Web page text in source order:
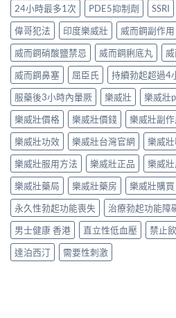
24小時最多1次 PDE5抑制劑 SSRI
偉哥犯法
印度樂威壯 威而鋼副作用
威而鋼硝酸鹽禁忌
威而鋼脷底丸
威而鋼鼻塞
屈臣氏
持續勃起超過4
服藥後3小時內暈厥
樂威壯 樂威壯
樂威壯價格
樂威壯價錢 樂威壯副作
樂威壯功效
樂威壯台灣官網 樂威
樂威壯服用方法
樂威壯正品 樂威
樂威壯藥局
樂威壯藥房 樂威壯購買
永久性勃起功能喪失
治療勃起功能障
男士健康 香港
直立性低血壓 禁止
達泊西汀
需要性刺激